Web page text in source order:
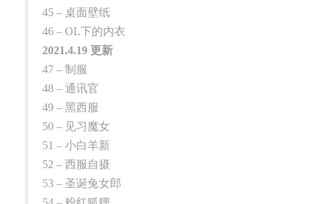
45 – 桌面壁纸
46 – OL下的内衣
2021.4.19 更新
47 – 制服
48 – 通讯官
49 – 黑西服
50 – 见习魔女
51 – 小白羊新
52 – 西服自摄
53 – 圣诞兔女郎